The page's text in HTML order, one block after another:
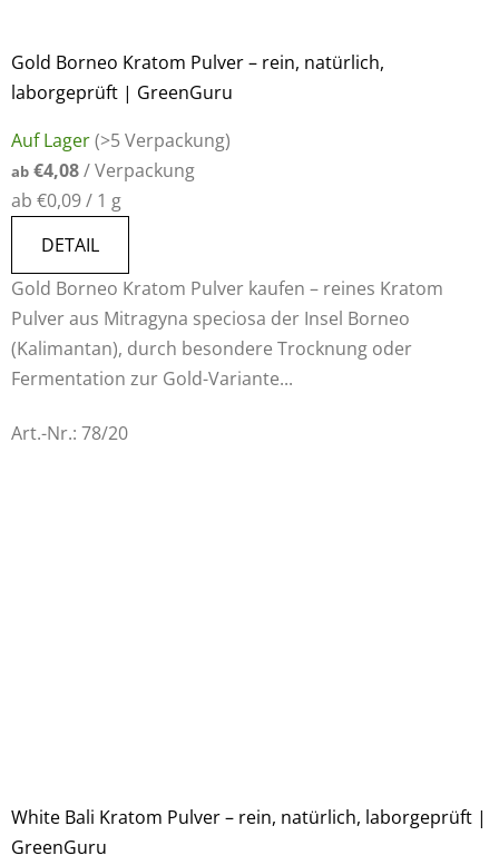
Gold Borneo Kratom Pulver – rein, natürlich,
laborgeprüft | GreenGuru
Auf Lager(>5 Verpackung)
ab €4,08/ Verpackung
Verkaufspreis:
ab €0,09 / 1 g
DETAIL
Gold Borneo Kratom Pulver kaufen – reines Kratom
Pulver aus Mitragyna speciosa der Insel Borneo
(Kalimantan), durch besondere Trocknung oder
Fermentation zur Gold-Variante...
Art.-Nr.: 78/20
White Bali Kratom Pulver – rein, natürlich, laborgeprüft |
GreenGuru